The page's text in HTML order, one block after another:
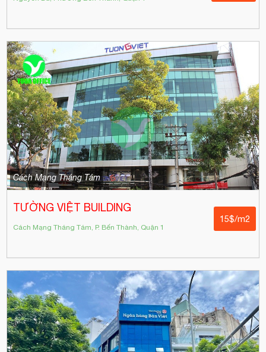
Cách Mạng Tháng Tám
TƯỜNG VIỆT BUILDING
Cách Mạng Tháng Tám, P. Bến Thành, Quận 1
15$/m2